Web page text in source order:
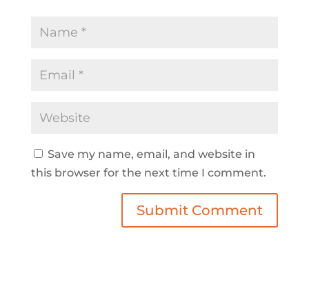
Save my name, email, and website in
this browser for the next time I comment.